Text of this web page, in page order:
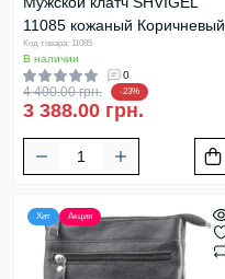
11085 кожаный Коричневый
Код товара: 11085
В наличии
0
4 400.00 грн. -23%
3 388.00 грн.
Хит Акция